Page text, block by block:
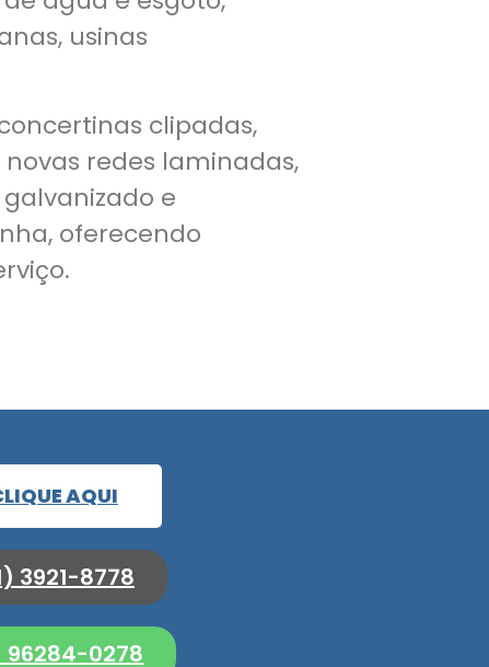
usinas
clipadas,
redes laminadas,
e
oferecendo
AQUI
3921-8778
96284-0278